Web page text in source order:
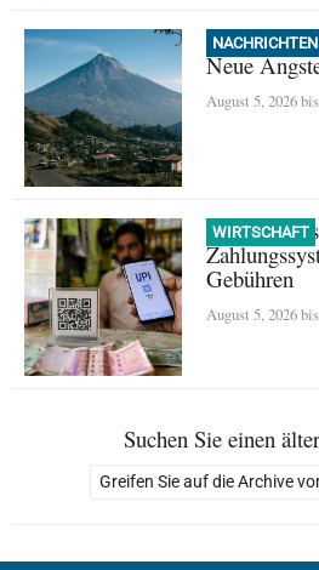
NACHRICHTEN
Neue
August 5, 2026
WIRTSCHAFT
UPI:
Gebühren
August 5, 2026
Suchen Sie einen
Greifen Sie auf die Archive